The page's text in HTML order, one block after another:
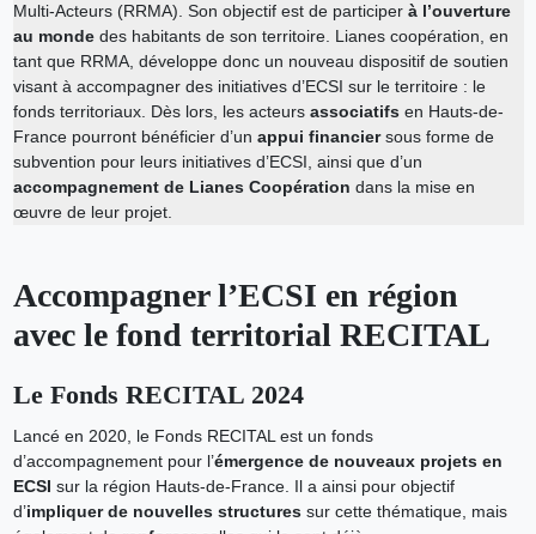
Multi-Acteurs (RRMA). Son objectif est de participer à l’ouverture
au mondedes habitants de son territoire. Lianes coopération, en
tant que RRMA, développe donc un nouveau dispositif de soutien
visant à accompagner des initiatives d’ECSI sur le territoire : le
fonds territoriaux. Dès lors, les acteurs associatifsen Hauts-de-
France pourront bénéficier d’un appui financiersous forme de
subvention pour leurs initiatives d’ECSI, ainsi que d’un
accompagnement de Lianes Coopération dans la mise en
œuvre de leur projet.
Accompagner l’ECSI en région
avec le fond territorial RECITAL
Le Fonds RECITAL 2024
Lancé en 2020, le Fonds RECITAL est un fonds
d’accompagnement pour l’émergence de nouveaux projets en
ECSI sur la région Hauts-de-France. Il a ainsi pour objectif
d’impliquer de nouvelles structuressur cette thématique, mais